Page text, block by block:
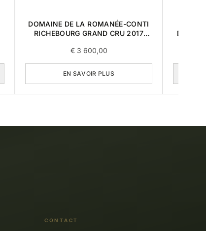
DOMAINE DE LA ROMANÉE-CONTI
RICHEBOURG GRAND CRU 2017
€3 600,00
EN SAVOIR PLUS
DES
CONTACT